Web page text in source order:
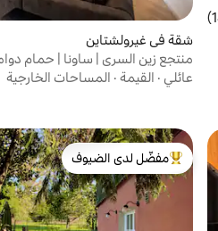
5، 18 مراجعات
شقة في غيرولشتاين
منتجع زين السري | ساونا | حمام
على المدينة
عائلي · القيمة · المساحات الخارجية
من أبرز البيوت المفضّلة لدى الضيوف
مفضّل لدى الضيوف